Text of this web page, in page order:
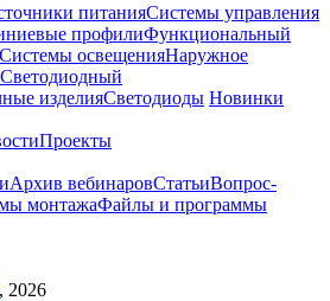
питанияСистемы управления
профилиФункциональный
Системы освещенияНаружное
Светодиодный
изделияСветодиоды Новинки
Проекты
Архив вебинаровСтатьиВопрос-
монтажаФайлы и программы
, 2026